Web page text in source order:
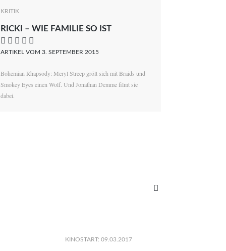
KRITIK
RICKI – WIE FAMILIE SO IST
    
ARTIKEL VOM 3. SEPTEMBER 2015
Bohemian Rhapsody: Meryl Streep grölt sich mit Braids und
Smokey Eyes einen Wolf. Und Jonathan Demme filmt sie
dabei.

KINOSTART: 09.03.2017